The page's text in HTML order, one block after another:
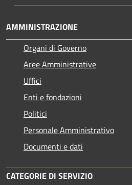
AMMINISTRAZIONE
Organi di Governo
Aree Amministrative
Uffici
Enti e fondazioni
Politici
Personale Amministrativo
Documenti e dati
CATEGORIE DI SERVIZIO